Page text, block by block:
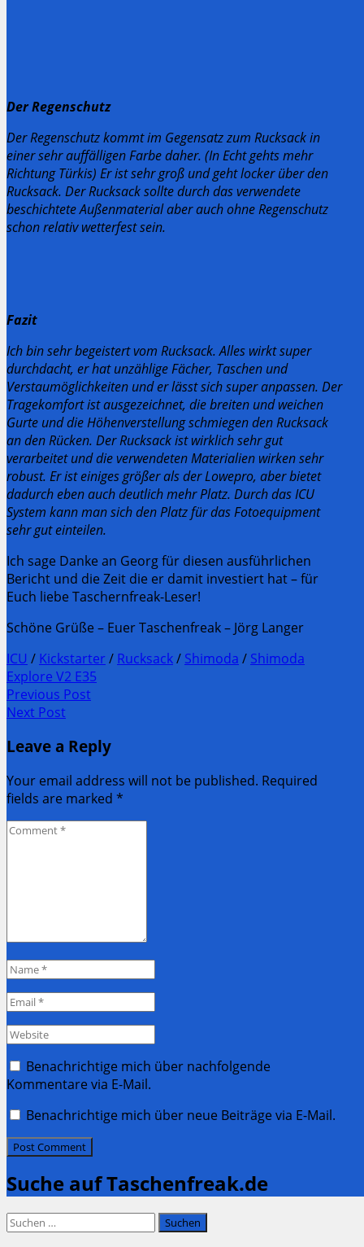
Der Regenschutz
Der Regenschutz kommt im Gegensatz zum Rucksack in
einer sehr auffälligen Farbe daher. (In Echt gehts mehr
Richtung Türkis) Er ist sehr groß und geht locker über den
Rucksack. Der Rucksack sollte durch das verwendete
beschichtete Außenmaterial aber auch ohne Regenschutz
schon relativ wetterfest sein.
Fazit
Ich bin sehr begeistert vom Rucksack. Alles wirkt super
durchdacht, er hat unzählige Fächer, Taschen und
Verstaumöglichkeiten und er lässt sich super anpassen. Der
Tragekomfort ist ausgezeichnet, die breiten und weichen
Gurte und die Höhenverstellung schmiegen den Rucksack
an den Rücken. Der Rucksack ist wirklich sehr gut
verarbeitet und die verwendeten Materialien wirken sehr
robust. Er ist einiges größer als der Lowepro, aber bietet
dadurch eben auch deutlich mehr Platz. Durch das ICU
System kann man sich den Platz für das Fotoequipment
sehr gut einteilen.
Ich sage Danke an Georg für diesen ausführlichen
Bericht und die Zeit die er damit investiert hat – für
Euch liebe Taschernfreak-Leser!
Schöne Grüße – Euer Taschenfreak – Jörg Langer
ICU / Kickstarter / Rucksack/ Shimoda / Shimoda
Explore V2 E35
Post
navigation
Previous Post
Previous
Next Post
Post:
Leave a Reply
Your email address will not be published. Required
fields are marked *
Comment
Name
Email
Website
Benachrichtige mich über nachfolgende
Kommentare via E-Mail.
Benachrichtige mich über neue Beiträge via E-Mail.
Suche auf Taschenfreak.de
Suchen